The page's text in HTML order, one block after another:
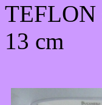
TEFLON
13 cm